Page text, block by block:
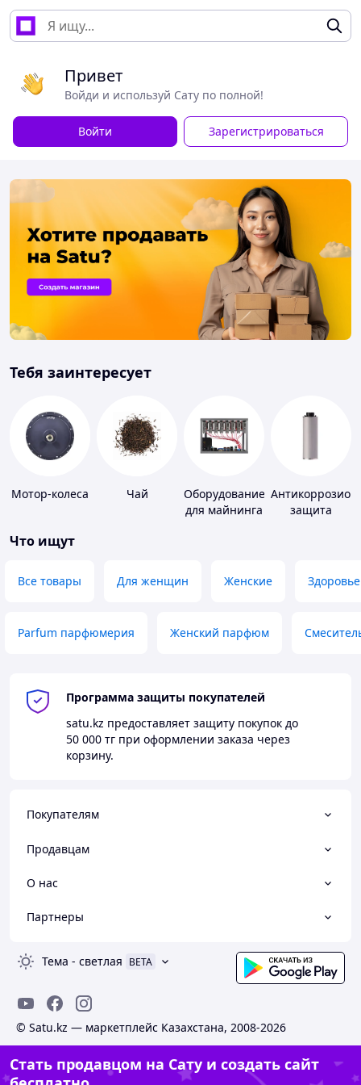
Привет
Войди и используй Сату по полной!
Войти Зарегистрироваться
Тебя заинтересует
Мотор-колеса Чай
Оборудование
для майнинга
защита
Что ищут
Все товары Для женщин Женские Здоровье
Parfum парфюмерия Женский парфюм
Программа защиты покупателей
satu.kz предоставляет защиту покупок до
50 000 тг при оформлении заказа через
корзину.
Покупателям
Продавцам
О нас
Партнеры
Тема - светлая BETA
© Satu.kz — маркетплейс Казахстана, 2008-2026
Стать продавцом на Сату и создать сайт